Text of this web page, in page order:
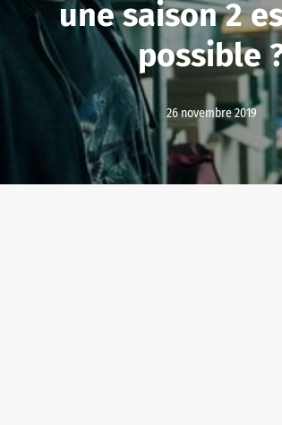
une saison 2
possible
26 novembre 2019